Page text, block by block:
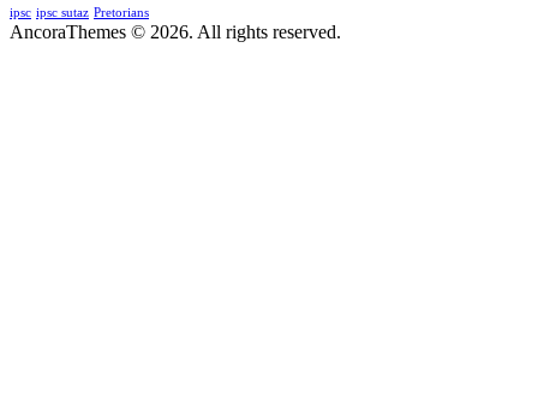
ipsc ipsc sutaz Pretorians
AncoraThemes © 2026. All rights reserved.